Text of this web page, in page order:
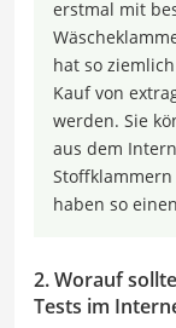
erstmal mit
hat so
Kauf von
werden. Sie
aus dem
haben so
2. Worauf
Tests im